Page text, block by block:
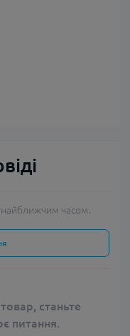
найближчим часом.
станьте
питання.